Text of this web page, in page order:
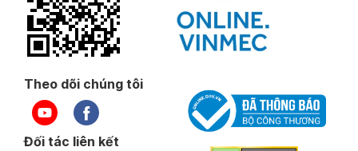
Theo dõi chúng tôi
Đối tác liên kết